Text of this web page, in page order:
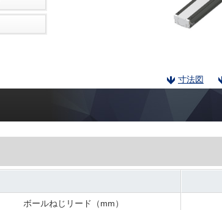
寸法図
ボールねじリード（mm）